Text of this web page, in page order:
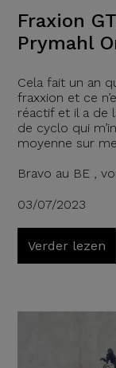
Fraxion
Prymahl
Cela fait un an
fraxxion et ce
réactif et il a de
de cyclo qui
moyenne sur
Bravo au BE ,
03/07/2023
Verder lezen